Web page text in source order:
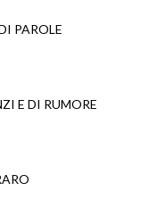
PAROLE
E DI RUMORE